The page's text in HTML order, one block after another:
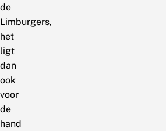
de
Limburgers,
het
ligt
dan
ook
voor
de
hand